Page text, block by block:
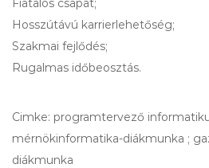
Fiatalos csapat;
Hosszútávú karrierlehetőség;
Szakmai fejlődés;
Rugalmas időbeosztás.
Cimke: programtervező
mérnökinformatika-diákmunka ;
diákmunka